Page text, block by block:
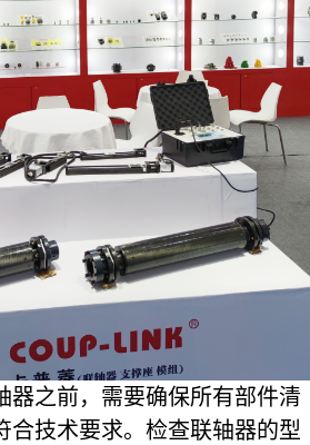
器之前，需要确保所有部件清
合技术要求。检查联轴器的型